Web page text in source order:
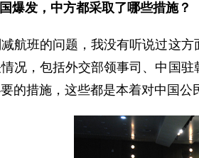
爆发，中方都采取了哪些措施？
班的问题，我没有听说过这方
况，包括外交部领事司、中国
的措施，这些都是本着对中国公